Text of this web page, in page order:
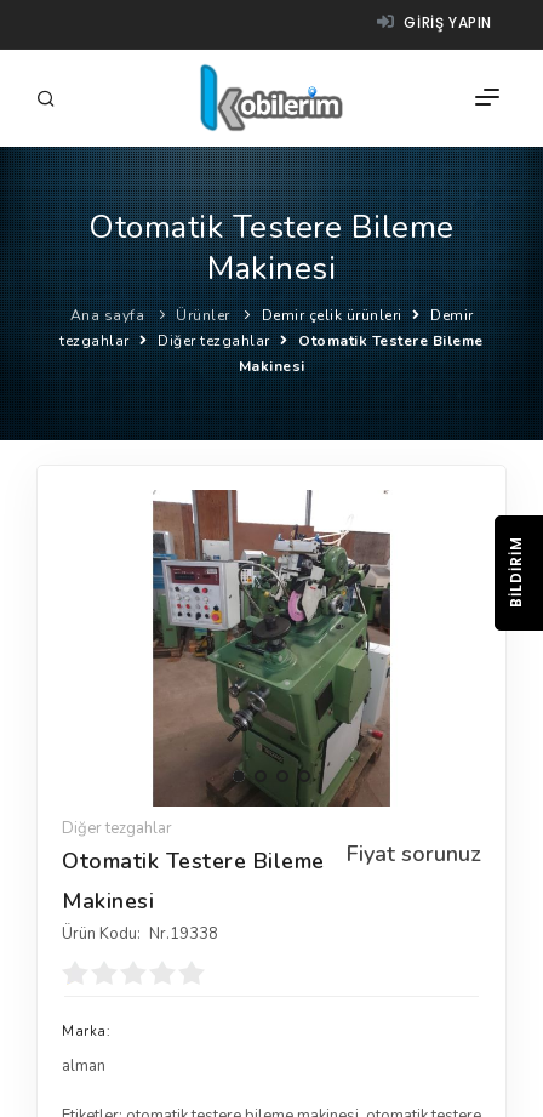
GIRIŞ YAPIN
FIRMALAR
ÜRÜNLER
NASIL ÇALIŞIR?
YARDIM
Otomatik Testere Bileme
Makinesi
Ana sayfa Ürünler Demir çelik ürünleri
Demir
tezgahlar
Diğer tezgahlar
Otomatik Testere Bileme
Makinesi
Diğer tezgahlar
Fiyat sorunuz
Otomatik Testere Bileme
Makinesi
Ürün Kodu: Nr.19338
Marka:
alman
BILDIRIM